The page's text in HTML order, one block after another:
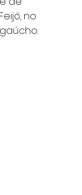
no